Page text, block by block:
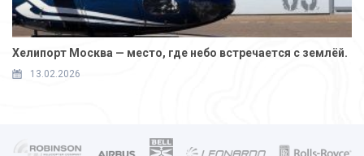
Хелипорт Москва — место, где небо встречается с землёй.
13.02.2026